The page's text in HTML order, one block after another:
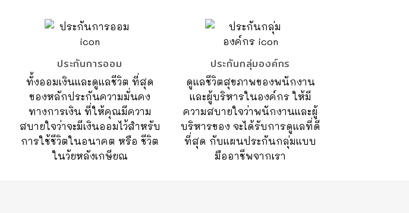
ประกันการออม
ทั้งออมเงินและดูแลชีวิต ที่สุด
ของหลักประกันความมั่นคง
ทางการเงิน ที่ให้คุณมีความ
สบายใจว่าจะมีเงินออมไว้สำหรับ
การใช้ชีวิตในอนาคต หรือ ชีวิต
ในวัยหลังเกษียณ
ประกันกลุ่มองค์กร
ดูแลชีวิตสุขภาพของพนักงาน
และผู้บริหารในองค์กร ให้มี
ความสบายใจว่าพนักงานและผู้
บริหารของ จะได้รับการดูแลที่ดี
ที่สุด กับแผนประกันกลุ่มแบบ
มืออาชีพจากเรา